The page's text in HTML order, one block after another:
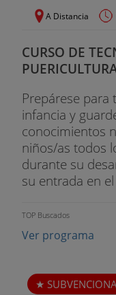
A Distancia
CURSO DE
Prepárese
infancia y
conocimientos
niños/as todos
durante su
su entrada en
TOP Buscados
Ver programa